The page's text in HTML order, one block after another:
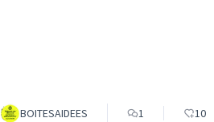
BOITESAIDEES 1 10